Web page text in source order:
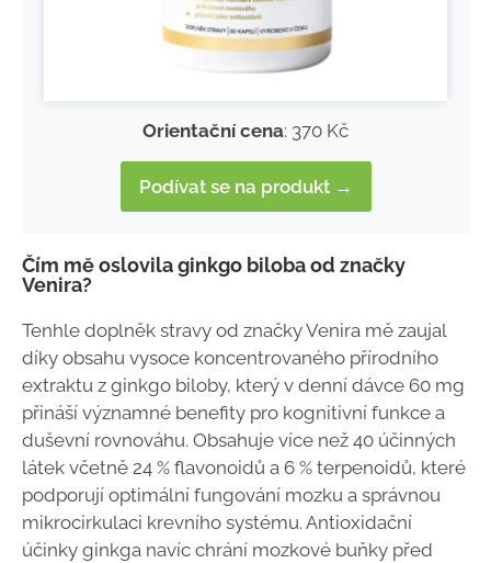
Orientační cena: 370 Kč
Podívat se na produkt →
Čím mě oslovila ginkgo biloba od značky
Venira?
Tenhle doplněk stravy od značky Venira mě zaujal
díky obsahu vysoce koncentrovaného přírodního
extraktu z ginkgo biloby, který v denní dávce 60 mg
přináší významné benefity pro kognitivní funkce a
duševní rovnováhu. Obsahuje více než 40 účinných
látek včetně 24 % flavonoidů a 6 % terpenoidů, které
podporují optimální fungování mozku a správnou
mikrocirkulaci krevního systému. Antioxidační
účinky ginkga navíc chrání mozkové buňky před